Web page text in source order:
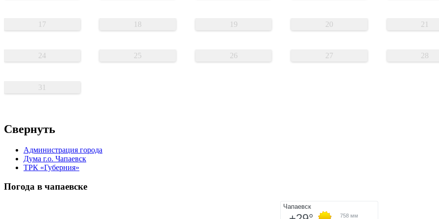
17 18 19 20 21
24 25 26 27 28
31
Свернуть
Администрация города
Дума г.о. Чапаевск
ТРК «Губерния»
Погода в чапаевске